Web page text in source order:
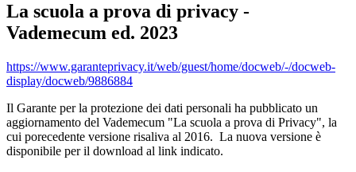
La scuola a prova di privacy -
Vademecum ed. 2023
https://www.garanteprivacy.it/web/guest/home/docweb/-/docweb-
display/docweb/9886884
Il Garante per la protezione dei dati personali ha pubblicato un
aggiornamento del Vademecum "La scuola a prova di Privacy", la
cui porecedente versione risaliva al 2016. La nuova versione è
disponibile per il download al link indicato.